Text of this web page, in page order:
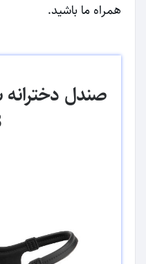
همراه ما باشید.
صندل دخترانه